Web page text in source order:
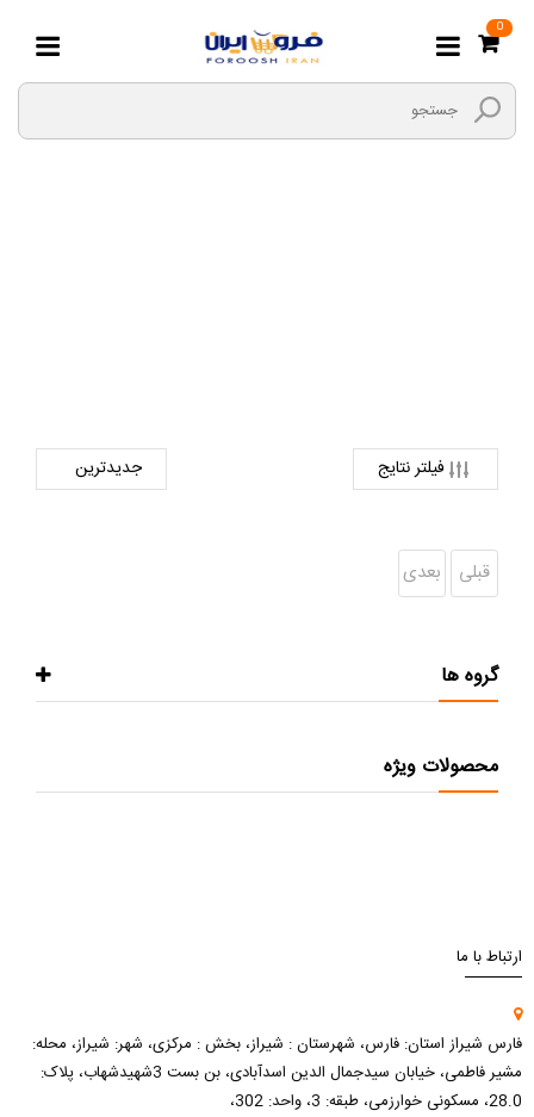
0
فیلتر نتایج
قبلی بعدی
گروه ها
محصولات ویژه
ارتباط با ما
فارس شیراز استان: فارس، شهرستان : شیراز، بخش : مرکزی، شهر: شیراز، محله:
مشیر فاطمی، خیابان سیدجمال الدین اسدآبادی، بن بست 3شهیدشهاب، پلاک:
28.0، مسکونی خوارزمی، طبقه: 3، واحد: 302،